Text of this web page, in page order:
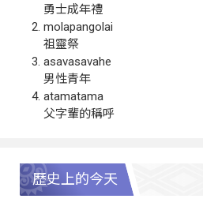
勇士成年禮
molapangolai
祖靈祭
asavasavahe
男性青年
atamatama
父字輩的稱呼
歷史上的今天